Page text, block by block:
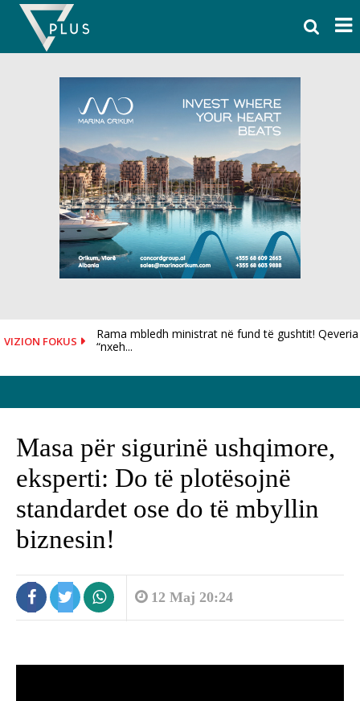
Skip
content
VIZION FOKUS
Rama mbledh ministrat në fund të gushtit! Qeveria
“nxeh...
Masa për sigurinë ushqimore,
eksperti: Do të plotësojnë
standardet ose do të mbyllin
biznesin!
12 Maj 20:24